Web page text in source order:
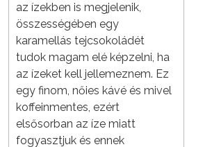
az ízekben is megjelenik,
összességében egy
karamellás tejcsokoládét
tudok magam elé képzelni, ha
az ízeket kell jellemeznem. Ez
egy finom, nőies kávé és mivel
koffeinmentes, ezért
elsősorban az íze miatt
fogyasztjuk és ennek